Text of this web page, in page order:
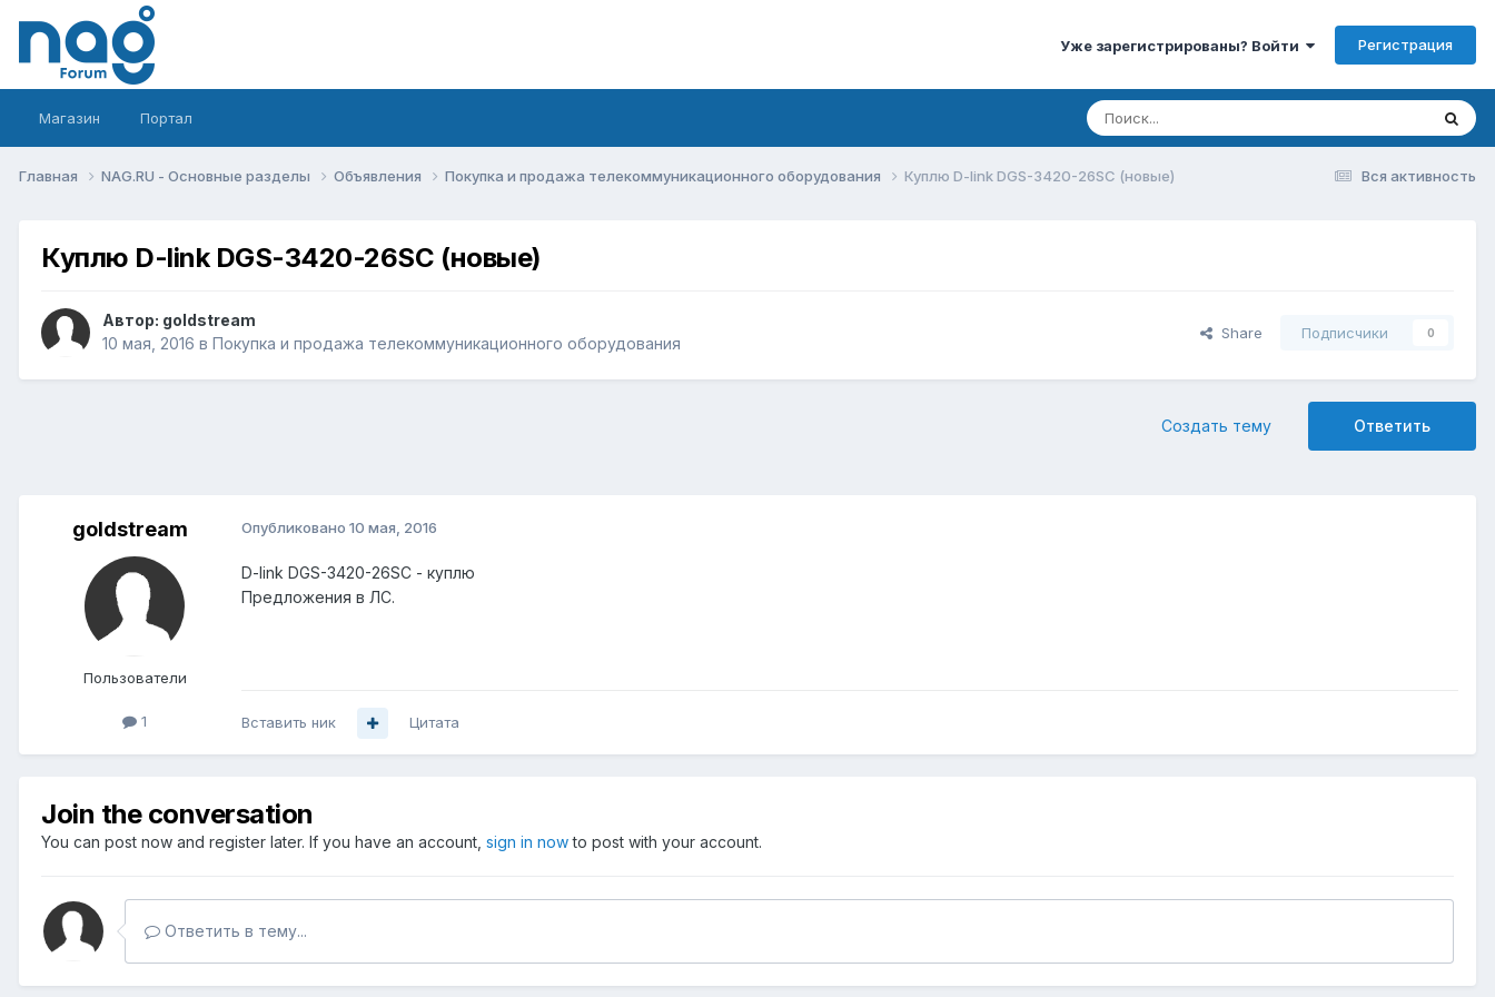
Уже зарегистрированы? Войти Регистрация
Магазин Портал
Вся активность
Главная NAG.RU - Основные разделы Объявления Покупка и продажа телекоммуникационного оборудования Куплю D-link DGS-3420-26SC (новые)
Куплю D-link DGS-3420-26SC (новые)
Автор: goldstream
10 мая, 2016 в Покупка и продажа телекоммуникационного оборудования
Share Подписчики 0
Ответить
Создать тему
goldstream
Пользователи
1
Опубликовано 10 мая, 2016
D-link DGS-3420-26SC - куплю
Предложения в ЛС.
Вставить ник Цитата
Join the conversation
You can post now and register later. If you have an account, sign in nowto post with your account.
Ответить в тему...